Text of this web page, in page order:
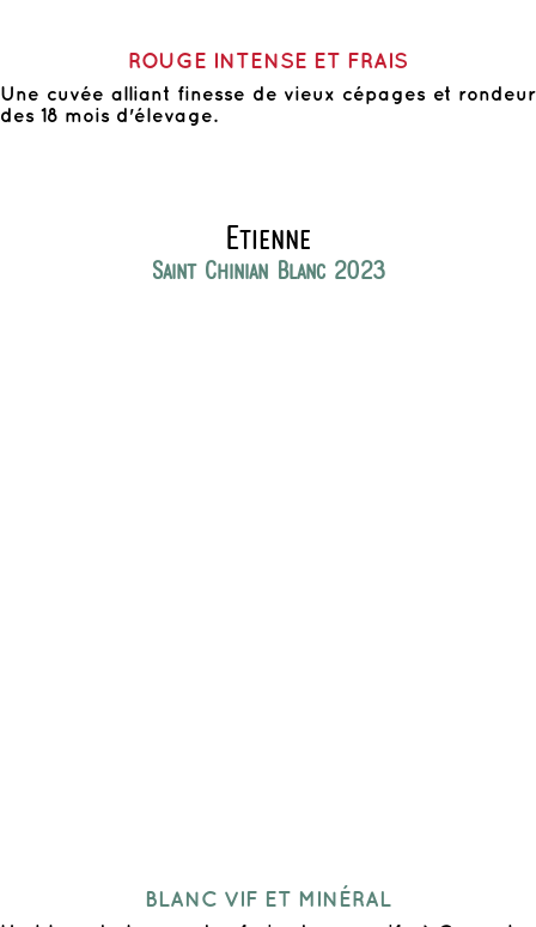
ROUGE INTENSE ET FRAIS
Une cuvée alliant finesse de vieux cépages et rondeur
des 18 mois d'élevage.
Etienne
Saint Chinian Blanc 2023
BLANC VIF ET MINÉRAL